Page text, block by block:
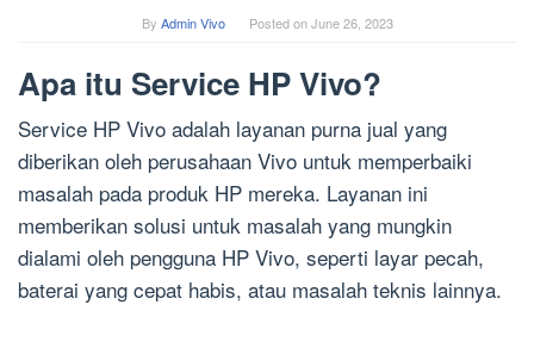
By Admin Vivo Posted onJune 26, 2023
Apa itu Service HP Vivo?
Service HP Vivo adalah layanan purna jual yang
diberikan oleh perusahaan Vivo untuk memperbaiki
masalah pada produk HP mereka. Layanan ini
memberikan solusi untuk masalah yang mungkin
dialami oleh pengguna HP Vivo, seperti layar pecah,
baterai yang cepat habis, atau masalah teknis lainnya.